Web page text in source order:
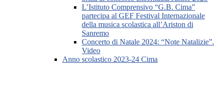
L’Istituto Comprensivo “G.B. Cima”
partecipa al GEF Festival Internazionale
della musica scolastica all’Ariston di
Sanremo
Concerto di Natale 2024: “Note Natalizie”.
Video
Anno scolastico 2023-24 Cima